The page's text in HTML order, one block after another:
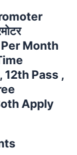
Month
Pass ,
Apply